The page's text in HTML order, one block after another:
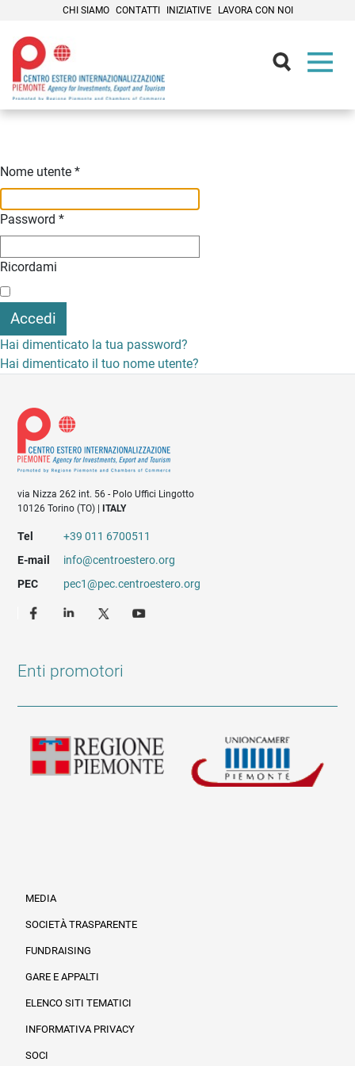
CHI SIAMO CONTATTI INIZIATIVE LAVORA CON NOI
Nome utente *
Password *
Ricordami
Accedi
Hai dimenticato la tua password?
Hai dimenticato il tuo nome utente?
via Nizza 262 int. 56 - Polo Uffici Lingotto
10126 Torino (TO) |
ITALY
Tel
+39 011 6700511
E-mail
info@centroestero.org
PEC
pec1@pec.centroestero.org
Enti promotori
MEDIA
SOCIETÀ TRASPARENTE
FUNDRAISING
GARE E APPALTI
ELENCO SITI TEMATICI
INFORMATIVA PRIVACY
SOCI